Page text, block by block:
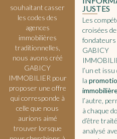
souhaitant casser
les codes des
agences
immobilières
traditionnelles,
nous avons créé
GABICY
IMMOBILIER pour
proposer une offre
qui corresponde à
celle que nous
aurions aimé
trouver lorsque
JUSTES
Les
croisées
fondateurs
GABICY
l’un et issu
la
l’autre,
à chaque
d’être
analysé